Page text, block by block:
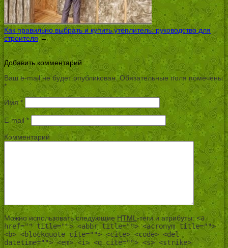
Как правильно выбрать и купить утеплитель: руководство для
строителя→
Добавить комментарий
Ваш e-mail не будет опубликован.Обязательные поля помечены
*
Имя*
E-mail*
Комментарий
Можно использовать следующие HTML-теги и атрибуты: <a
href="" title=""> <abbr title=""> <acronym title="">
<b> <blockquote cite=""> <cite> <code> <del
datetime=""> <em> <i> <q cite=""> <s> <strike>